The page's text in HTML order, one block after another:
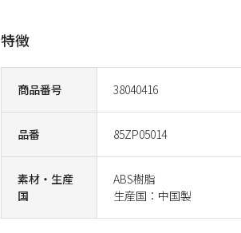
商品番号 38040416
品番 85ZP05014
素材・生産
国
ABS樹脂
生産国：中国製
特徴